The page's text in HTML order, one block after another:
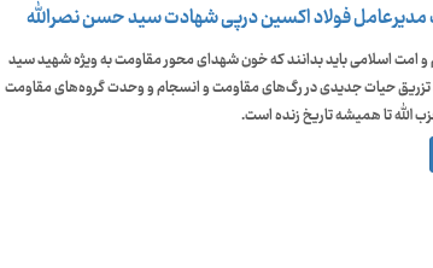
مدیرعامل فولاد اکسین درپی شهادت سید حسن نصرالله
امت اسلامی باید بدانند که خون شهدای محور مقاومت به ویژه شهید سید
تزریق حیات جدیدی در رگ‌های مقاومت و انسجام و وحدت گروه‌های مقاومت
الله تا همیشه تاریخ زنده است.